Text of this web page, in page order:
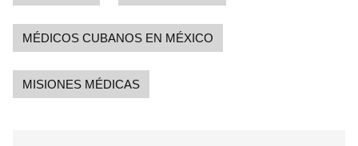
MÉDICOS CUBANOS EN MÉXICO
MISIONES MÉDICAS